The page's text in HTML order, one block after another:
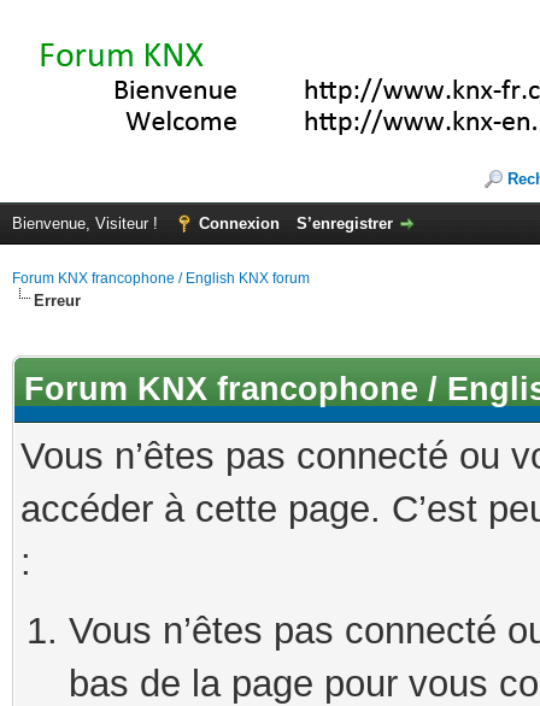
Bienvenue, Visiteur ! Connexion S’enregistrer
Forum KNX francophone / English KNX forum
Erreur
Forum KNX francophone /
Vous n’êtes pas connecté ou
accéder à cette page. C’est
:
Vous n’êtes pas connecté
bas de la page pour vous